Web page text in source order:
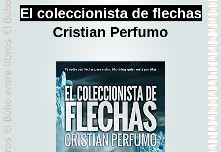
El coleccionista de flechas
Cristian Perfumo